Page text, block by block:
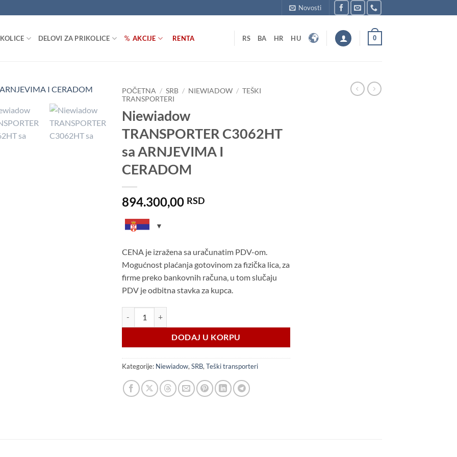
Novosti
DELOVI ZA PRIKOLICE AKCIJE RENTA RS BA HR HU 0
Dodaj
u listu
želja
POČETNA / SRB / NIEWIADOW / TEŠKI
TRANSPORTERI
Niewiadow
TRANSPORTER C3062HT
sa ARNJEVIMA I
CERADOM
894.300,00 RSD
CENA je izražena sa uračunatim PDV-om.
Mogućnost plaćanja gotovinom za fizička lica, za
firme preko bankovnih računa, u tom slučaju
PDV je odbitna stavka za kupca.
DODAJ U KORPU
Kategorije: Niewiadow, SRB, Teški transporteri